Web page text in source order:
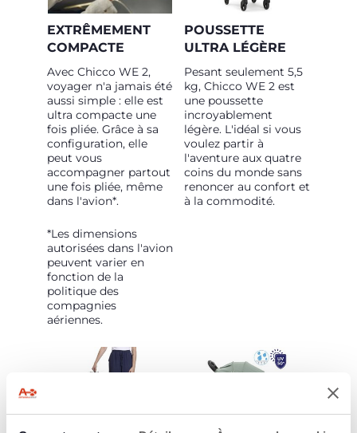
EXTRÊMEMENT
COMPACTE
Avec Chicco WE 2,
voyager n'a jamais été
aussi simple : elle est
ultra compacte une
fois pliée. Grâce à sa
configuration, elle
peut vous
accompagner partout
une fois pliée, même
dans l'avion*.
*Les dimensions
autorisées dans l'avion
peuvent varier en
fonction de la
politique des
compagnies
aériennes.
POUSSETTE
ULTRA LÉGÈRE
Pesant seulement 5,5
kg, Chicco WE 2 est
une poussette
incroyablement
légère. L'idéal si vous
voulez partir à
l'aventure aux quatre
coins du monde sans
renoncer au confort et
à la commodité.